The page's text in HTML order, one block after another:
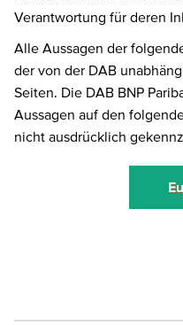
Verantwortung für deren
Alle Aussagen der
der von der DAB
Seiten. Die DAB BNP
Aussagen auf den
nicht ausdrücklich